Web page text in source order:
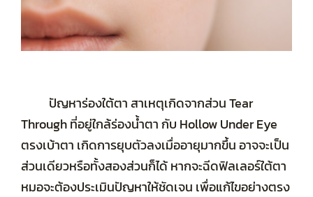
ปัญหาร่องใต้ตา สาเหตุเกิดจากส่วน Tear
Through ที่อยู่ใกล้ร่องน้ำตา กับ Hollow Under Eye
ตรงเบ้าตา เกิดการยุบตัวลงเมื่ออายุมากขึ้น อาจจะเป็น
ส่วนเดียวหรือทั้งสองส่วนก็ได้ หากจะฉีดฟิลเลอร์ใต้ตา
หมอจะต้องประเมินปัญหาให้ชัดเจน เพื่อแก้ไขอย่างตรง